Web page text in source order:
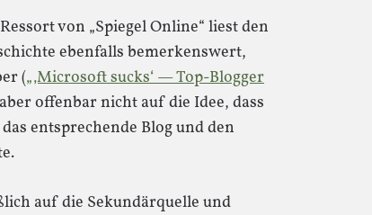
von „Spiegel Online“ liest den
ebenfalls bemerkenswert,
(„‚Microsoft sucks‘ — Top-Blogger
offenbar nicht auf die Idee, dass
entsprechende Blog und den
auf die Sekundärquelle und